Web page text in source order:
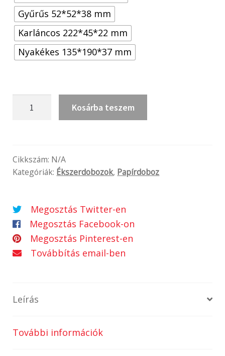
Gyűrűs 52*52*38 mm
Karláncos 222*45*22 mm
Nyakékes 135*190*37 mm
Kosárba teszem
Cikkszám: N/A
Kategóriák: Ékszerdobozok, Papírdoboz
Megosztás Twitter-en
Megosztás Facebook-on
Megosztás Pinterest-en
Továbbítás email-ben
Leírás
További információk